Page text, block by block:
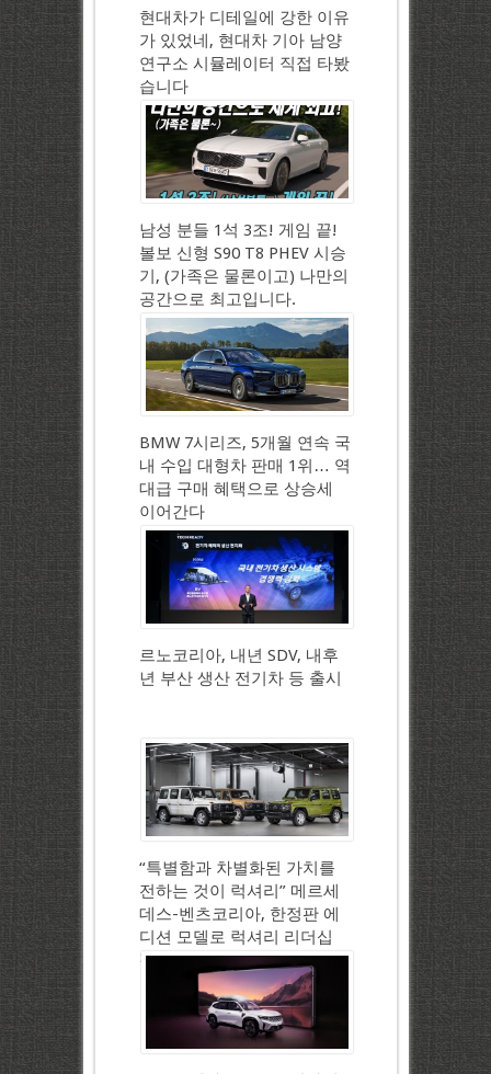
현대차가 디테일에 강한 이유
가 있었네, 현대차 기아 남양
연구소 시뮬레이터 직접 타봤
습니다
남성 분들 1석 3조! 게임 끝!
볼보 신형 S90 T8 PHEV 시승
기, (가족은 물론이고) 나만의
공간으로 최고입니다.
BMW 7시리즈, 5개월 연속 국
내 수입 대형차 판매 1위… 역
대급 구매 혜택으로 상승세
이어간다
르노코리아, 내년 SDV, 내후
년 부산 생산 전기차 등 출시
“특별함과 차별화된 가치를
전하는 것이 럭셔리” 메르세
데스-벤츠코리아, 한정판 에
디션 모델로 럭셔리 리더십
강화